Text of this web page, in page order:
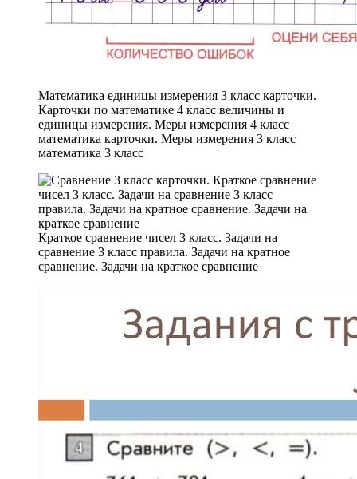
Математика единицы измерения 3 класс карточки.
Карточки по математике 4 класс величины и
единицы измерения. Меры измерения 4 класс
математика карточки. Меры измерения 3 класс
математика 3 класс
Краткое сравнение чисел 3 класс. Задачи на
сравнение 3 класс правила. Задачи на кратное
сравнение. Задачи на краткое сравнение